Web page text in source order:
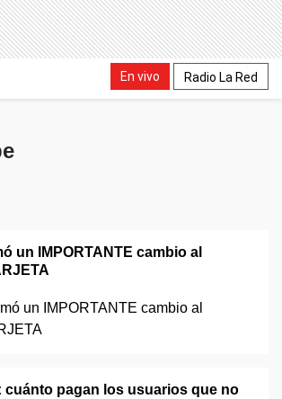
En vivo Radio La Red
un IMPORTANTE cambio al
cuánto pagan los usuarios que no